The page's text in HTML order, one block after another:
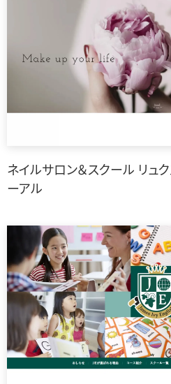
ネイルサロン＆スクール リュ
ーアル